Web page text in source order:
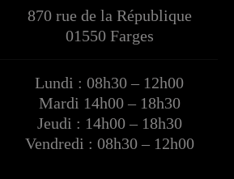
870 rue de la République
01550 Farges
Lundi : 08h30 – 12h00
Mardi 14h00 – 18h30
Jeudi : 14h00 – 18h30
Vendredi : 08h30 – 12h00